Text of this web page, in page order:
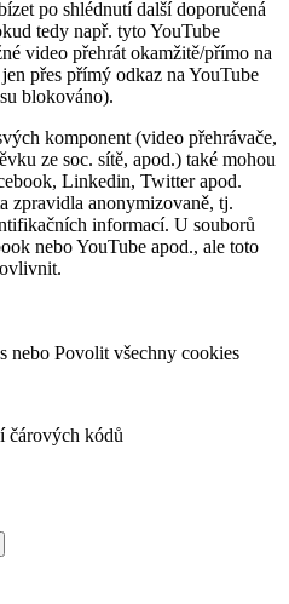
po shlédnutí další doporučená
tedy např. tyto YouTube
video přehrát okamžitě/přímo na
přes přímý odkaz na YouTube
blokováno).
komponent (video přehrávače,
ze soc. sítě, apod.) také mohou
Linkedin, Twitter apod.
zpravidla anonymizovaně, tj.
informací. U souborů
nebo YouTube apod., ale toto
nebo Povolit všechny cookies
čárových kódů